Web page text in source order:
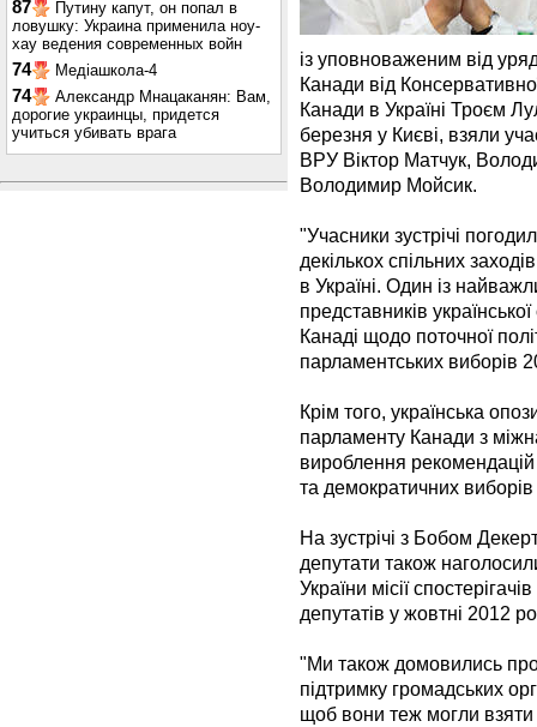
87
Путину капут, он попал в
ловушку: Украина применила ноу-
хау ведения современных войн
74 Медіашкола-4
74
Александр Мнацаканян: Вам,
дорогие украинцы, придется
учиться убивать врага
із уповноваженим від
Канади від
Канади в Україні Троєм
березня у Києві, взяли
ВРУ Віктор Матчук,
Володимир Мойсик.
"Учасники зустрічі
декількох спільних
в Україні. Один із
представників
Канаді щодо поточної
парламентських виборів
Крім того, українська
парламенту Канади з
вироблення
та демократичних виборів
На зустрічі з Бобом
депутати також
України місії
депутатів у жовтні 2012
"Ми також домовились
підтримку громадських
щоб вони теж могли взяти